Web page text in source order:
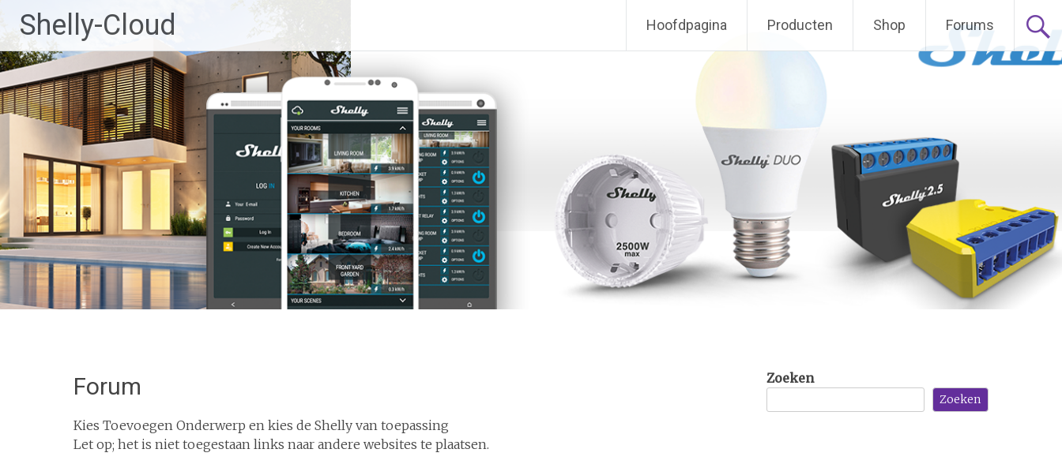
naar
de
inhoud
Shelly-Cloud Hoofdpagina Producten Shop Forums
Forum
Kies Toevoegen Onderwerp en kies de Shelly van toepassing
Let op; het is niet toegestaan links naar andere websites te plaatsen.
Zoeken
Zoeken